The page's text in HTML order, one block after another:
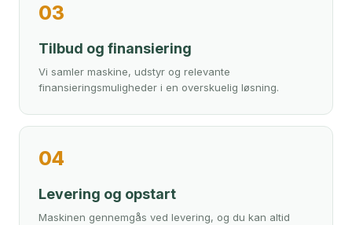
03
Tilbud og finansiering
Vi samler maskine, udstyr og relevante
finansieringsmuligheder i en overskuelig løsning.
04
Levering og opstart
Maskinen gennemgås ved levering, og du kan altid